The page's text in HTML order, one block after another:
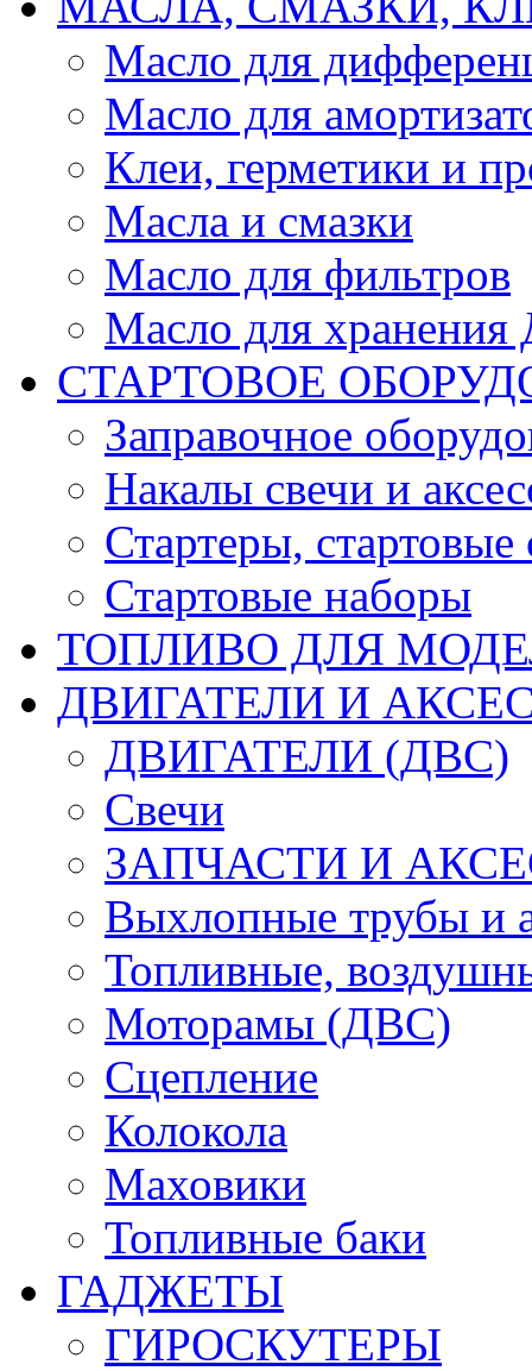
Масло для
Масло для
Клеи, герметики и
Масла и смазки
Масло для фильтров
Масло для
СТАРТОВОЕ
Заправочное
Накалы свечи и
Стартеры, стартовые
Стартовые наборы
ТОПЛИВО ДЛЯ
ДВИГАТЕЛИ И
ДВИГАТЕЛИ (ДВС)
Свечи
ЗАПЧАСТИ И
Выхлопные трубы и
Топливные,
Моторамы (ДВС)
Сцепление
Колокола
Маховики
Топливные баки
ГАДЖЕТЫ
ГИРОСКУТЕРЫ